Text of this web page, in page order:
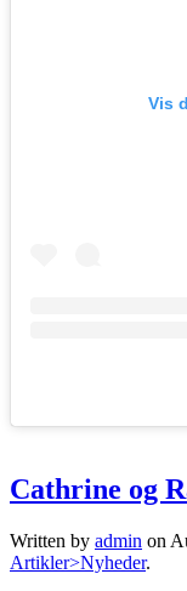
Vis
Cathrine og
Written by admin on
Artikler>Nyheder.